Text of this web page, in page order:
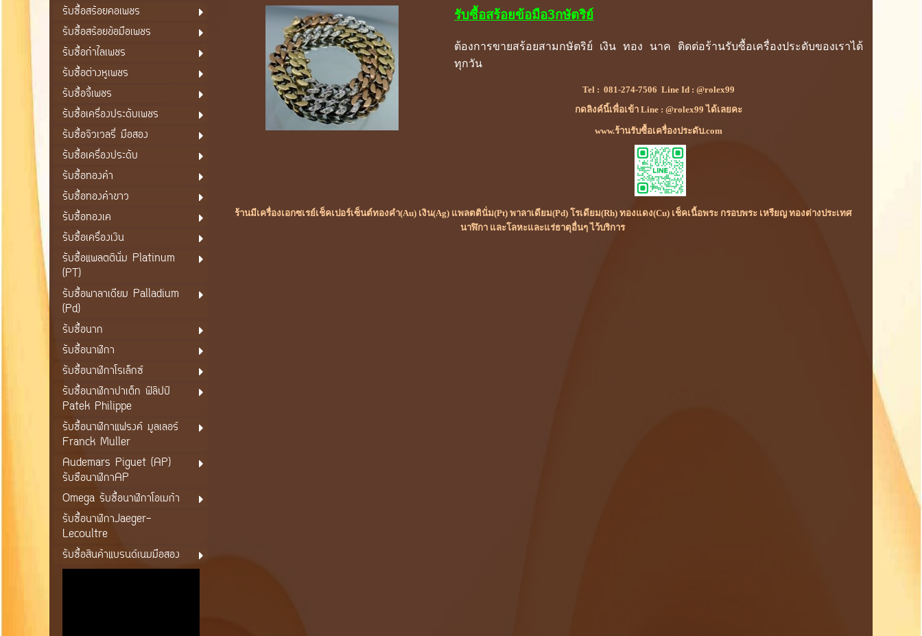
รับซื้อสร้อยคอเพชร
รับซื้อสร้อยข้อมือเพชร
รับซื้อกำไลเพชร
รับซื้อต่างหูเพชร
รับซื้อจี้เพชร
รับซื้อเครื่องประดับเพชร
รับซื้อจิวเวลรี่ มือสอง
รับซื้อเครื่องประดับ
รับซื้อทองคำ
รับซื้อทองคำขาว
รับซื้อทองเค
รับซื้อเครื่องเงิน
รับซื้อแพลตตินั่ม Platinum
(PT)
รับซื้อพาลาเดียม Palladium
(Pd)
รับซื้อนาก
รับซื้อนาฬิกา
รับซื้อนาฬิกาโรเล็กซ์
รับซื้อนาฬิกาปาเต็ก ฟิลิปป์
Patek Philippe
รับซื้อนาฬิกาแฟรงค์ มูลเลอร์
Franck Muller
Audemars Piguet (AP)
รับซือนาฬิกาAP
Omega รับซื้อนาฬิกาโอเมก้า
รับซื้อนาฬิกาJaeger-
Lecoultre
รับซื้อสินค้าแบรนด์เนมมือสอง
รับซื้อสร้อยข้อมือ3กษัตริย์
ต้องการขายสร้อยสามกษัตริย์ เงิน ทอง นาค ติดต่อร้านรับซื้อเครื่องประดับของเราได้
ทุกวัน
Tel : 081-274-7506 Line Id : @rolex99
กดลิงค์นี้เพื่อเข้า Line : @rolex99 ได้เลยคะ
www.ร้านรับซื้อเครื่องประดับ.com
ร้านมีเครื่องเอกซเรย์เช็คเปอร์เซ็นต์ทองคำ(Au) เงิน(Ag) แพลตตินั่ม(Pt) พาลาเดียม(Pd) โรเดียม(Rh) ทองแดง(Cu) เช็คเนื้อพระ กรอบพระ เหรียญ ทองต่างประเทศ
นาฬิกา และโลหะและแร่ธาตุอื่นๆ ไว้บริการ